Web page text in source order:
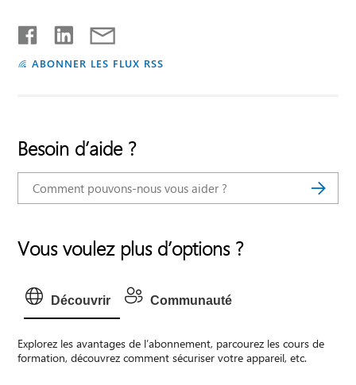
ABONNER LES FLUX RSS
Besoin d’aide ?
Vous voulez plus d’options ?
Découvrir Communauté
Explorez les avantages de l’abonnement, parcourez les cours de
formation, découvrez comment sécuriser votre appareil, etc.